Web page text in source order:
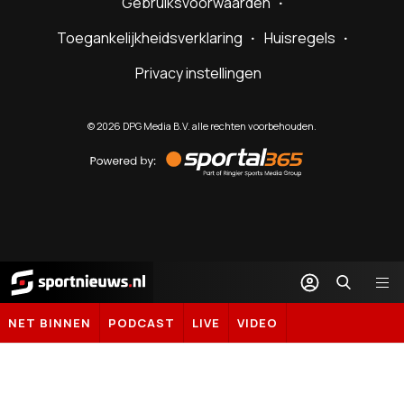
Toegankelijkheidsverklaring
Huisregels
Privacy instellingen
©2026 DPG Media B.V. alle rechten voorbehouden.
by
Sportal365
Sportnieuws.nl
NET BINNEN PODCAST LIVE VIDEO